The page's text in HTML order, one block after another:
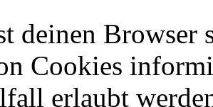
deinen Browser
Cookies
erlaubt